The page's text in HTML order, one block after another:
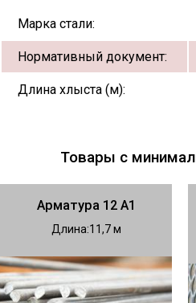
Марка стали:
Нормативный документ:
Длина хлыста (м):
Товары с
Арматура 12 А1
Длина 11,7